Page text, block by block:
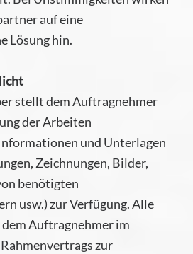
auf eine
Lösung hin.
stellt dem Auftragnehmer
der Arbeiten
und Unterlagen
Zeichnungen, Bilder,
benötigten
usw.) zur Verfügung. Alle
Auftragnehmer im
zur